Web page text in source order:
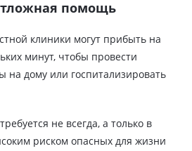
помощь
клиники могут прибыть на
минут, чтобы провести
на дому или госпитализировать
не всегда, а только в
риском опасных для жизни